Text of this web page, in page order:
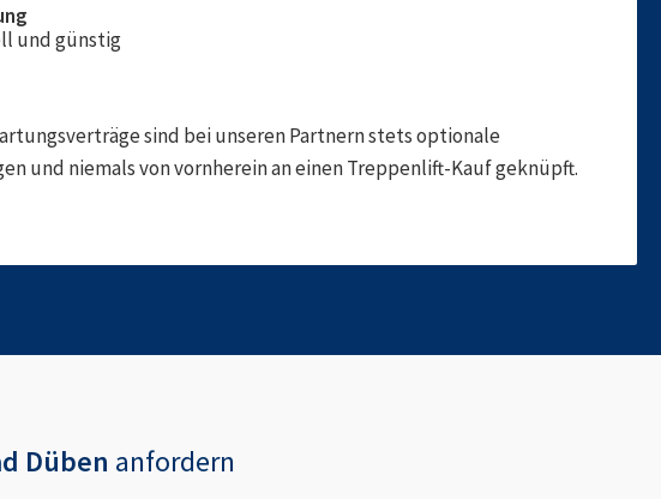
und günstig
sind bei unseren Partnern stets optionale
und niemals von vornherein an einen Treppenlift-Kauf geknüpft.
Düben anfordern